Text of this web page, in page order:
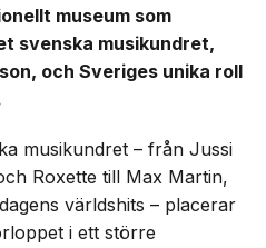
museum som
svenska musikundret,
och Sveriges unika roll
musikundret – från Jussi
Roxette till Max Martin,
världshits – placerar
i ett större